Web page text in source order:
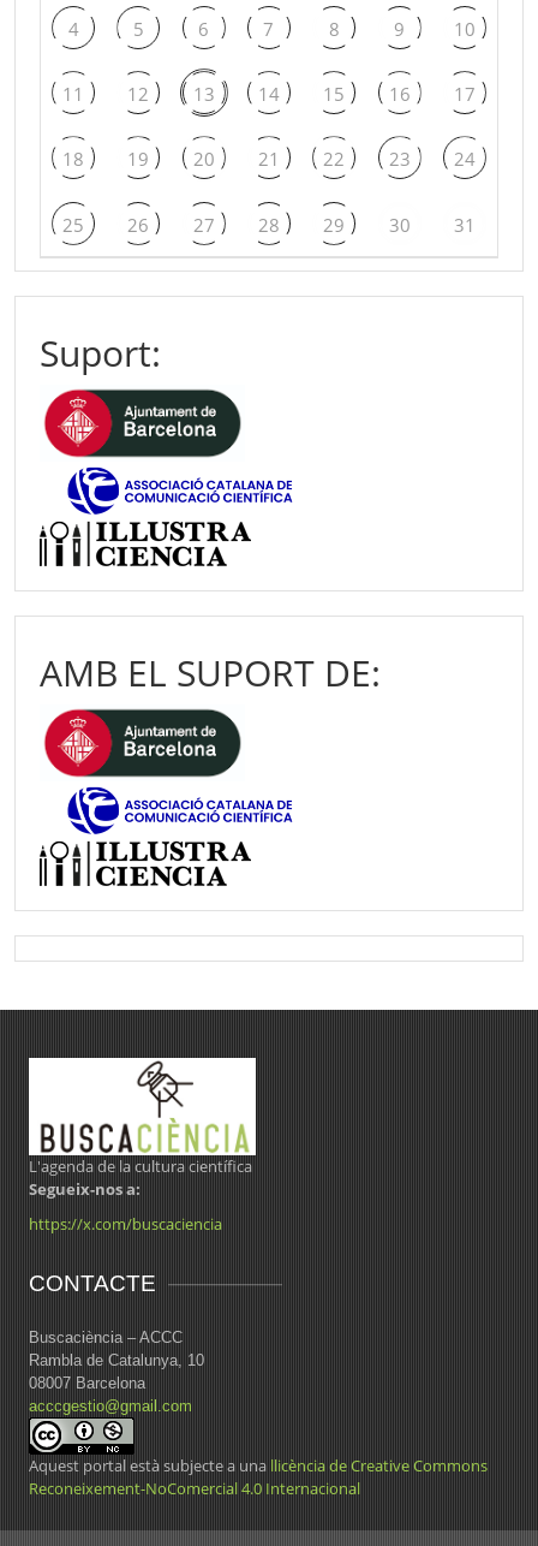
4 5 6 7 8 9 10
11 12 13 14 15 16 17
18 19 20 21 22 23 24
25 26 27 28 29 30 31
Suport:
AMB EL SUPORT DE:
L'agenda de la cultura científica
Segueix-nos a:
https://x.com/buscaciencia
CONTACTE
Buscaciència – ACCC
Rambla de Catalunya, 10
08007 Barcelona
acccgestio@gmail.com
Aquest portal està subjecte a una llicència de Creative Commons
Reconeixement-NoComercial 4.0 Internacional